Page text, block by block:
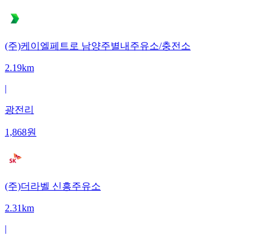
(주)케이엘페트로 남양주별내주유소/충전소
2.19km
|
광전리
1,868원
(주)더라벨 신흥주유소
2.31km
|